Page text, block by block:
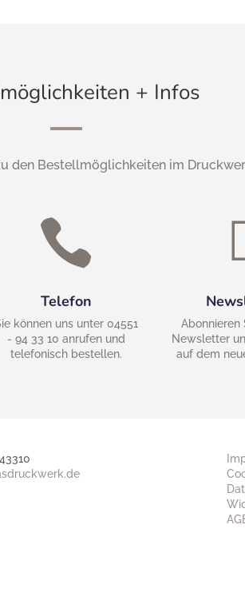
+ Infos
den Bestellmöglichkeiten im

Telefon
können uns unter 04551
- 94 33 10 anrufen und
telefonisch bestellen.
Abonnieren
Newsletter
auf dem